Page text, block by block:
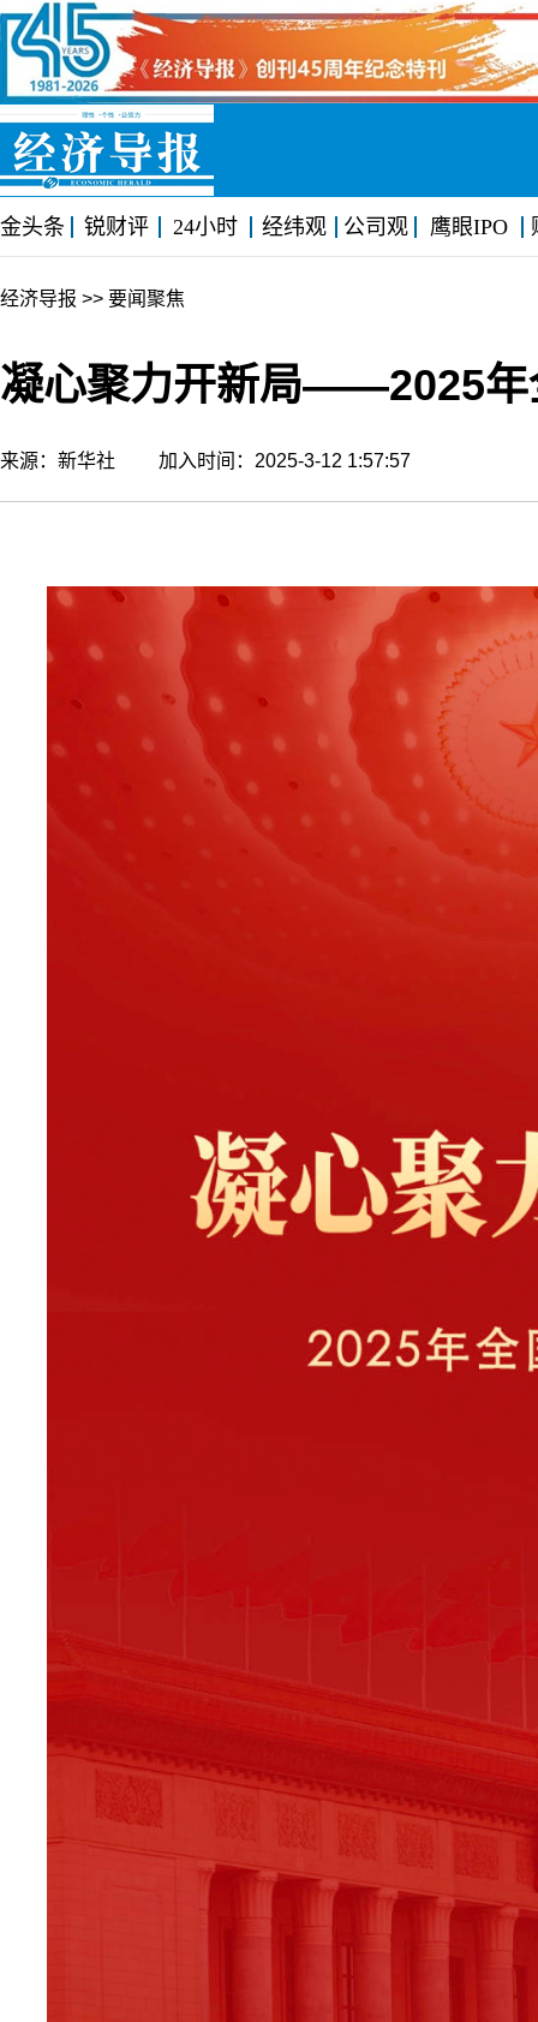
金头条 锐财评 24小时 经纬观 公司观 鹰眼IPO
经济导报 >> 要闻聚焦
凝心聚力开新局——2025年
来源：新华社 加入时间：2025-3-12 1:57:57